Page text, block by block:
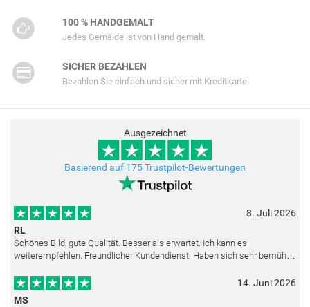
100 % HANDGEMALT
Jedes Gemälde ist von Hand gemalt.
SICHER BEZAHLEN
Bezahlen Sie einfach und sicher mit Kreditkarte.
Ausgezeichnet
Basierend auf 175 Trustpilot-Bewertungen
8. Juli 2026
RL
Schönes Bild, gute Qualität. Besser als erwartet. Ich kann es
weiterempfehlen. Freundlicher Kundendienst. Haben sich sehr bemüht
14. Juni 2026
MS